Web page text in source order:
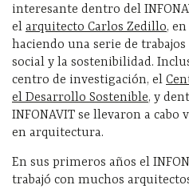
interesante dentro del
el arquitecto Carlos Zedillo,
haciendo una serie de
social y la sostenibilidad.
centro de investigación, el
el Desarrollo Sostenible, y
INFONAVIT se llevaron a
en arquitectura.
En sus primeros años el
trabajó con muchos